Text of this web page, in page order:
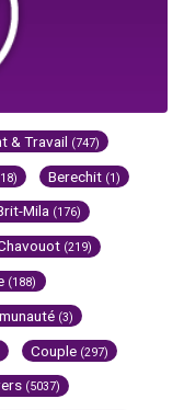
& Travail (747)
Berechit (1)
Mila (176)
(219)
(188)
(3)
Couple (297)
(5037)